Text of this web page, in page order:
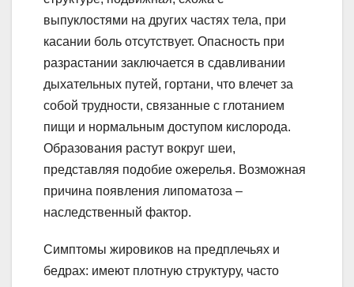
выпуклостями на других частях тела, при
касании боль отсутствует. Опасность при
разрастании заключается в сдавливании
дыхательных путей, гортани, что влечет за
собой трудности, связанные с глотанием
пищи и нормальным доступом кислорода.
Образования растут вокруг шеи,
представляя подобие ожерелья. Возможная
причина появления липоматоза –
наследственный фактор.
Симптомы жировиков на предплечьях и
бедрах: имеют плотную структуру, часто